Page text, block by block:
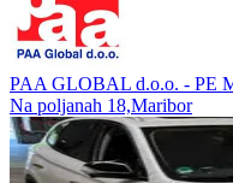
PAA GLOBAL d.o.o. - PE
Na poljanah 18,Maribor